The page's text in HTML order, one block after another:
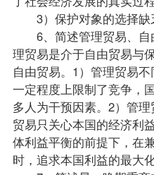
3）保护对象的选择缺
6、简述管理贸易、自
理贸易是介于自由贸易与
自由贸易。1）管理贸易
一定程度上限制了竞争，
多人为干预因素。2）管
贸易只关心本国的经济利
体利益平衡的前提下，在
时，追求本国利益的最大化